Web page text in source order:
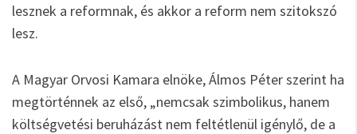
lesznek a reformnak, és akkor a reform nem szitokszó
lesz.
A Magyar Orvosi Kamara elnöke, Álmos Péter szerint ha
megtörténnek az első, „nemcsak szimbolikus, hanem
költségvetési beruházást nem feltétlenül igénylő, de a